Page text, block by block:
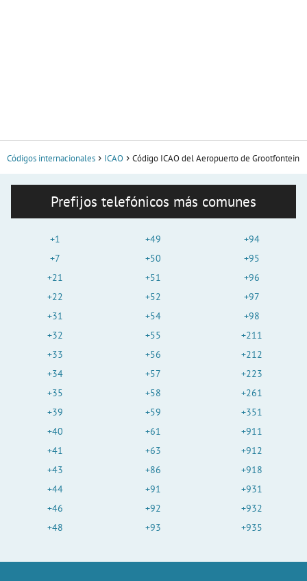
Códigos internacionales ICAO Código ICAO del Aeropuerto de Grootfontein
Prefijos telefónicos más comunes
+1
+7
+21
+22
+31
+32
+33
+34
+35
+39
+40
+41
+43
+44
+46
+48
+49
+50
+51
+52
+54
+55
+56
+57
+58
+59
+61
+63
+86
+91
+92
+93
+94
+95
+96
+97
+98
+211
+212
+223
+261
+351
+911
+912
+918
+931
+932
+935